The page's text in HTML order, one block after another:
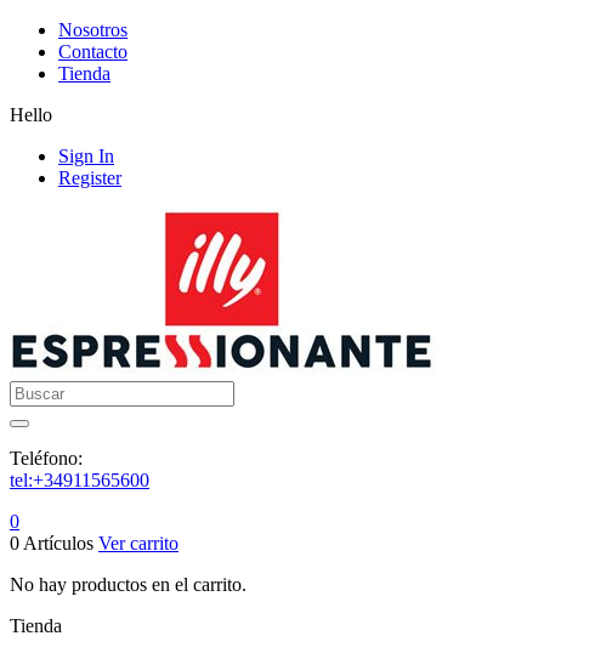
Nosotros
Contacto
Tienda
Hello
Sign In
Register
Buscar
Teléfono:
tel:+34911565600
0
0 Artículos Ver carrito
No hay productos en el carrito.
Tienda